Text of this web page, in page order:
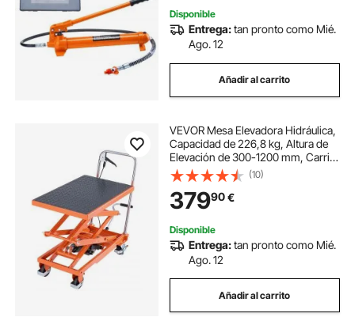
Disponible
Entrega:tan pronto como Mié.
Ago. 12
Añadir al carrito
VEVOR Mesa Elevadora Hidráulica,
Capacidad de 226,8 kg, Altura de
Elevación de 300-1200 mm, Carrito
de Mesa Elevadora de Tijera Doble
con 4 Ruedas y Almohadilla
Antideslizante para Manipulación
(10)
37990€
Disponible
Entrega:tan pronto como Mié.
Ago. 12
Añadir al carrito